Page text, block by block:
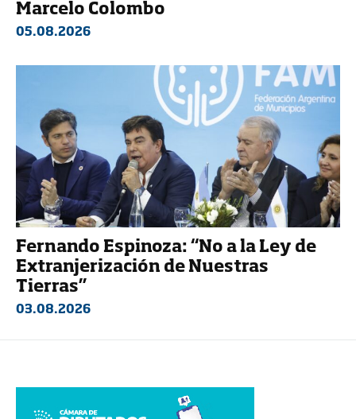
Marcelo Colombo
05.08.2026
Fernando Espinoza: “No a la Ley de
Extranjerización de Nuestras
Tierras”
03.08.2026